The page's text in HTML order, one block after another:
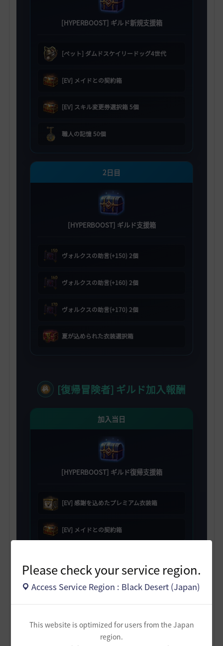
Please check your service region.
Access Service Region : Black Desert (Japan)
This website is optimized for users from the Japan
region.
[HYPERBOOST] ギルド新規支援箱
[ペット] ダムドスケイリードッグ4世代
[EV] メイドとの契約箱
[EV] スキル変更券選択箱 5個
職人の記憶 50個
2日目
[HYPERBOOST] ギルド支援箱
ヴォルクスの助言(+150) 2個
ヴォルクスの助言(+160) 2個
ヴォルクスの助言(+170) 2個
夏が込められた衣装選択箱
[復帰冒険者] ギルド加入報酬
加入当日
[HYPERBOOST] ギルド復帰支援箱
[EV] 感謝を込めたプレミアム衣装箱
[EV] メイドとの契約箱
職人の記憶 50個
2日目